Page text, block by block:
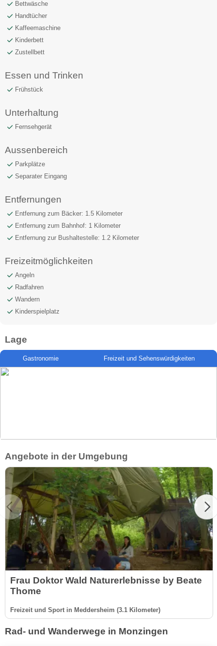
Bettwäsche
Handtücher
Kaffeemaschine
Kinderbett
Zustellbett
Essen und Trinken
Frühstück
Unterhaltung
Fernsehgerät
Aussenbereich
Parkplätze
Separater Eingang
Entfernungen
Entfernung zum Bäcker: 1.5 Kilometer
Entfernung zum Bahnhof: 1 Kilometer
Entfernung zur Bushaltestelle: 1.2 Kilometer
Freizeitmöglichkeiten
Angeln
Radfahren
Wandern
Kinderspielplatz
Lage
Gastronomie Freizeit und Sehenswürdigkeiten
Angebote in der Umgebung
Frau Doktor Wald Naturerlebnisse by Beate
Thome
Freizeit und Sport in Meddersheim (3.1 Kilometer)
Rad- und Wanderwege in Monzingen